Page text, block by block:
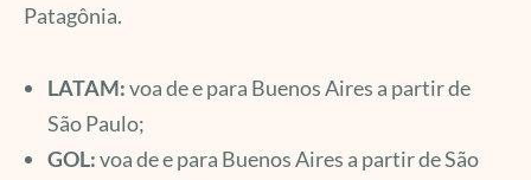
Patagônia.
LATAM:voa de e para Buenos Aires a partir de
São Paulo;
GOL:voa de e para Buenos Aires a partir de São